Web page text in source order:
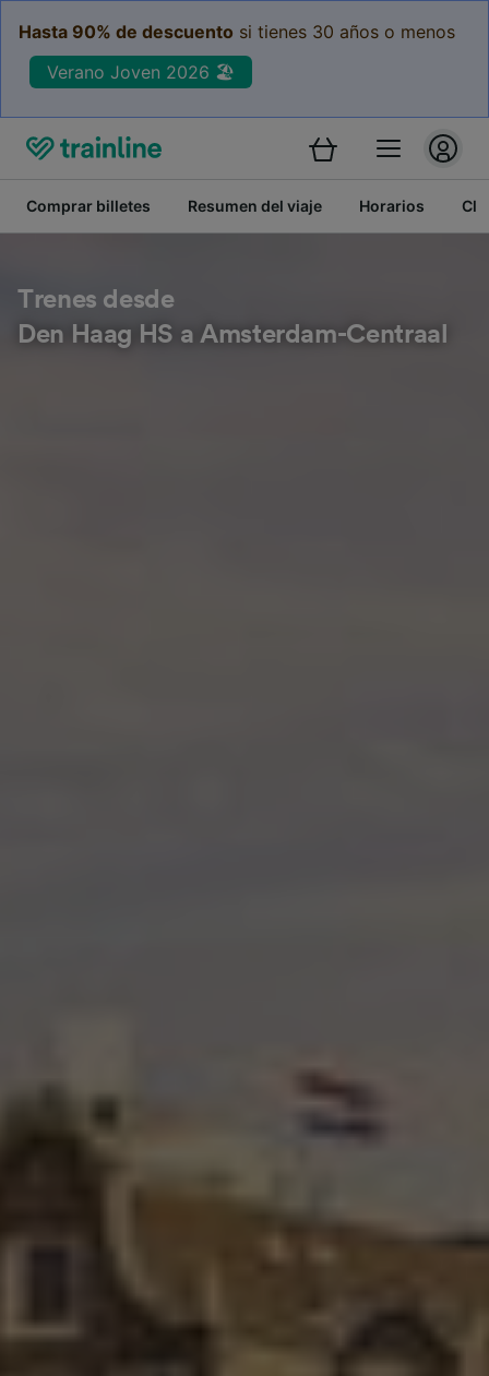
Hasta 90% de descuento si tienes 30 años o menos
Verano Joven 2026 🏖️
Comprar billetes Resumen del viaje Horarios
Trenes desde
Den Haag HS a Amsterdam-Centraal